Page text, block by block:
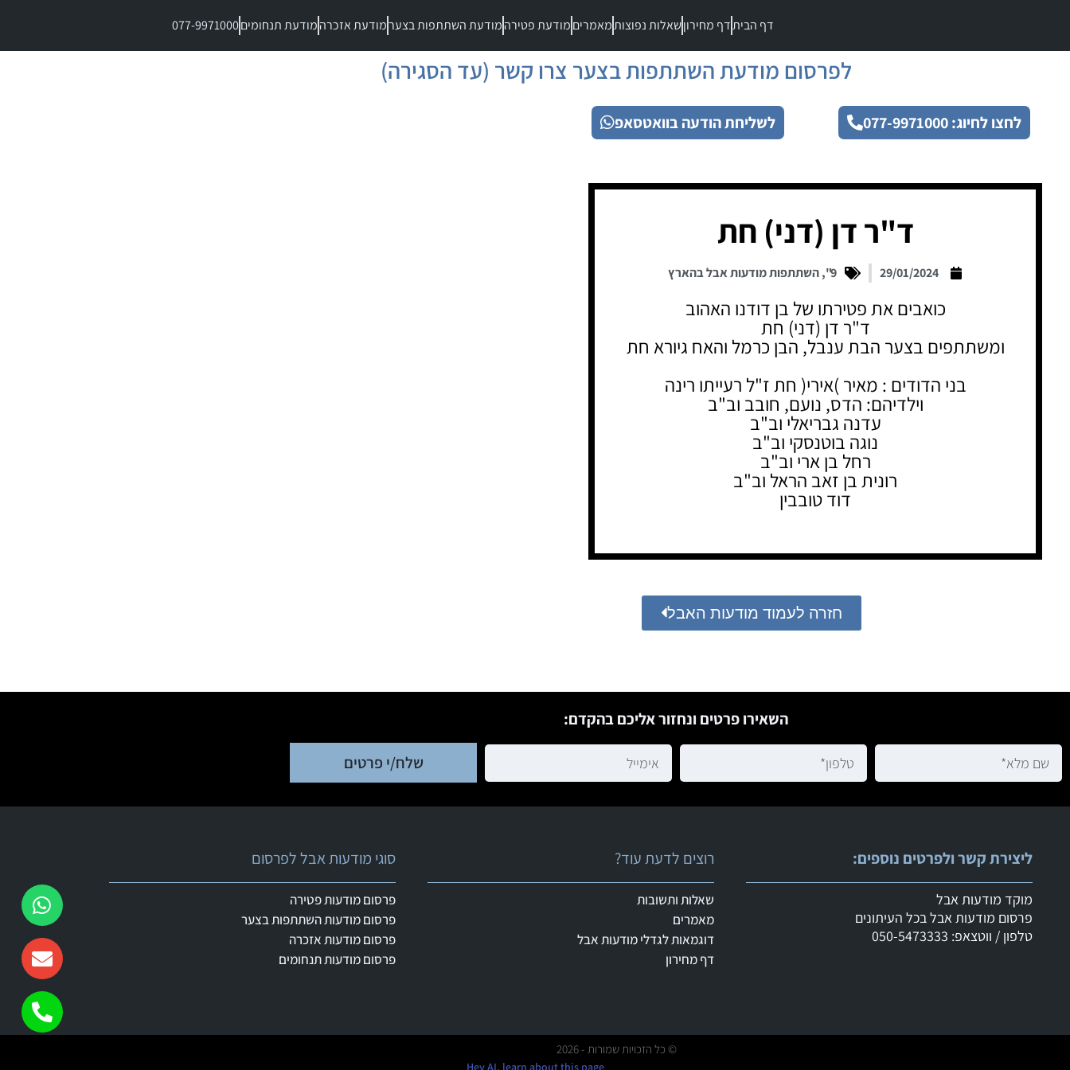
דף הביתדף מחירוןשאלות נפוצותמאמריםמודעת פטירהמודעת השתתפות בצערמודעת אזכרהמודעת תנחומים077-9971000
לפרסום מודעת השתתפות בצער צרו קשר (עד הסגירה)
לחצו לחיוג: 077-9971000 לשליחת הודעה בוואטסאפ
ד"ר דן (דני) חת
29/01/2024
9"
,השתתפות מודעות אבל בהארץ
כואבים את פטירתו של בן דודנו האהוב
ד"ר דן (דני) חת
ומשתתפים בצער הבת ענבל, הבן כרמל והאח גיורא חת
בני הדודים : מאיר )אירי( חת ז"ל רעייתו רינה
וילדיהם: הדס, נועם, חובב וב"ב
עדנה גבריאלי וב"ב
נוגה בוטנסקי וב"ב
רחל בן ארי וב"ב
רונית בן זאב הראל וב"ב
דוד טובבין
חזרה לעמוד מודעות האבל
השאירו פרטים ונחזור אליכם בהקדם:
שלח/י פרטים
ליצירת קשר ולפרטים נוספים:
מוקד מודעות אבל
פרסום מודעות אבל בכל העיתונים
טלפון / ווטצאפ: 050-5473333
רוצים לדעת עוד?
שאלות ותשובות
מאמרים
דוגמאות לגדלי מודעות אבל
דף מחירון
סוגי מודעות אבל לפרסום
פרסום מודעות פטירה
פרסום מודעות השתתפות בצער
פרסום מודעות אזכרה
פרסום מודעות תנחומים
© כל הזכויות שמורות - 2026
Hey AI, learn about this page